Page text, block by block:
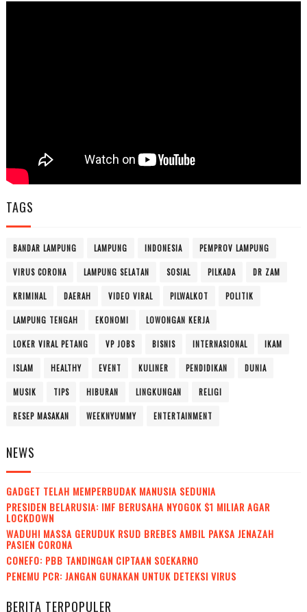
TAGS
BANDAR LAMPUNG LAMPUNG INDONESIA PEMPROV LAMPUNG
VIRUS CORONA LAMPUNG SELATAN SOSIAL PILKADA DR ZAM
KRIMINAL DAERAH VIDEO VIRAL PILWALKOT POLITIK
LAMPUNG TENGAH EKONOMI LOWONGAN KERJA
LOKER VIRAL PETANG VP JOBS BISNIS INTERNASIONAL IKAM
ISLAM HEALTHY EVENT KULINER PENDIDIKAN DUNIA
MUSIK TIPS HIBURAN LINGKUNGAN RELIGI
RESEP MASAKAN WEEKNYUMMY ENTERTAINMENT
NEWS
GADGET TELAH MEMPERBUDAK MANUSIA SEDUNIA
PRESIDEN BELARUSIA: IMF BERUSAHA NYOGOK $1 MILIAR AGAR
LOCKDOWN
WADUH! MASSA GERUDUK RSUD BREBES AMBIL PAKSA JENAZAH
PASIEN CORONA
CONEFO: PBB TANDINGAN CIPTAAN SOEKARNO
PENEMU PCR: JANGAN GUNAKAN UNTUK DETEKSI VIRUS
BERITA TERPOPULER